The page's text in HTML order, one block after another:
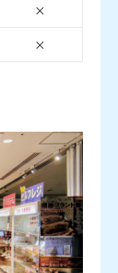
×取り扱い無し
×取り扱い無し